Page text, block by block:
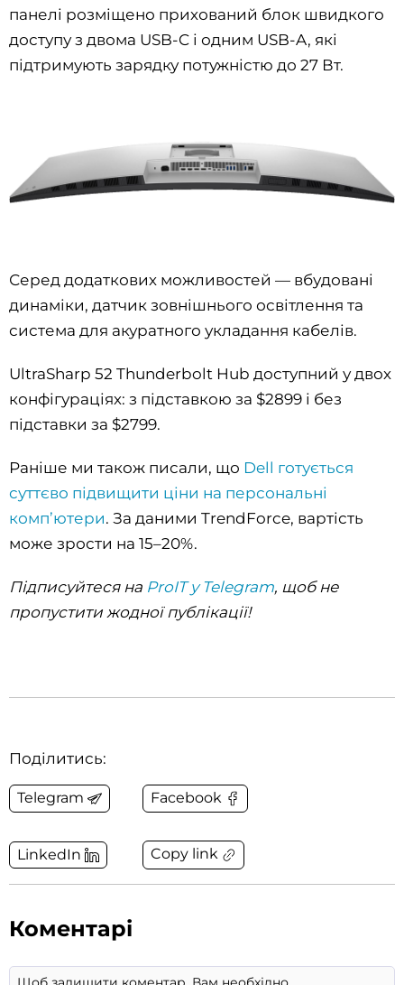
панелі розміщено прихований блок швидкого
доступу з двома USB-C і одним USB-A, які
підтримують зарядку потужністю до 27 Вт.
Серед додаткових можливостей — вбудовані
динаміки, датчик зовнішнього освітлення та
система для акуратного укладання кабелів.
UltraSharp 52 Thunderbolt Hub доступний у двох
конфігураціях: з підставкою за $2899 і без
підставки за $2799.
Раніше ми також писали, що Dell готується
суттєво підвищити ціни на персональні
комп’ютери. За даними TrendForce, вартість
може зрости на 15–20%.
Підписуйтеся на ProIT у Telegram, щоб не
пропустити жодної публікації!
Поділитись:
Telegram Facebook
LinkedIn Copy link
Коментарі